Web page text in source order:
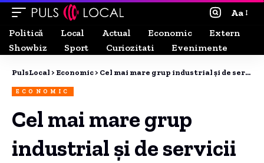
Aa
Politică
Local Actual Economic
Extern
Showbiz
Sport Curiozitati Evenimente
PulsLocal > Economic > Cel mai mare grup industrial și de servicii din Turcia, care controlează uzina Ford Otosan de la Craiova și grupul Arcelik cu fosta Arctic, aduce în România platforma sa de achiziții, prima extindere în Europa.
ECONOMIC
Cel mai mare grup
industrial și de servicii